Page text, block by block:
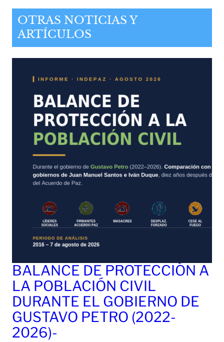
OTRAS NOTICIAS Y
ARTÍCULOS
BALANCE DE PROTECCIÓN A
LA POBLACIÓN CIVIL
DURANTE EL GOBIERNO DE
GUSTAVO PETRO (2022-
2026)-